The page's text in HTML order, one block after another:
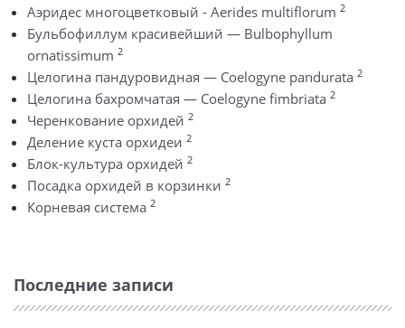
Аэридес многоцветковый - Aerides multiflorum 2
Бульбофиллум красивейший — Bulbophyllum
ornatissimum 2
Целогина пандуровидная — Coelogyne pandurata 2
Целогина бахромчатая — Coelogyne fimbriata 2
Черенкование орхидей 2
Деление куста орхидеи 2
Блок-культура орхидей 2
Посадка орхидей в корзинки 2
Корневая система 2
Последние записи